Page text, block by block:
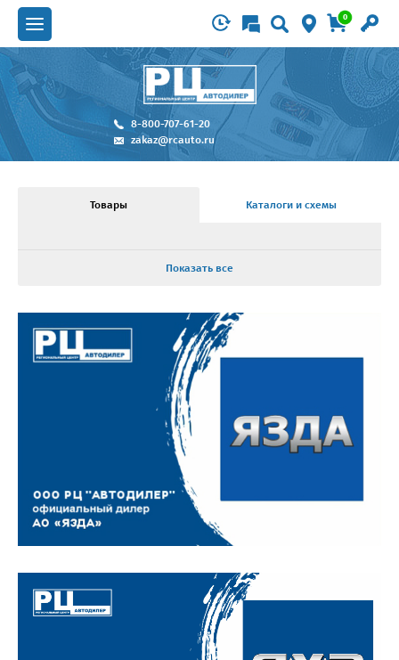
0
8-800-707-61-20
zakaz@rcauto.ru
Товары Каталоги и схемы
Показать все